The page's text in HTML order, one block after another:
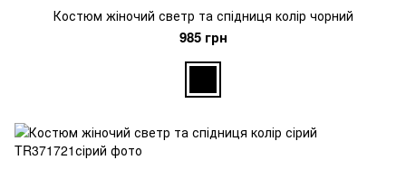
Костюм жіночий светр та спідниця колір чорний
985 грн